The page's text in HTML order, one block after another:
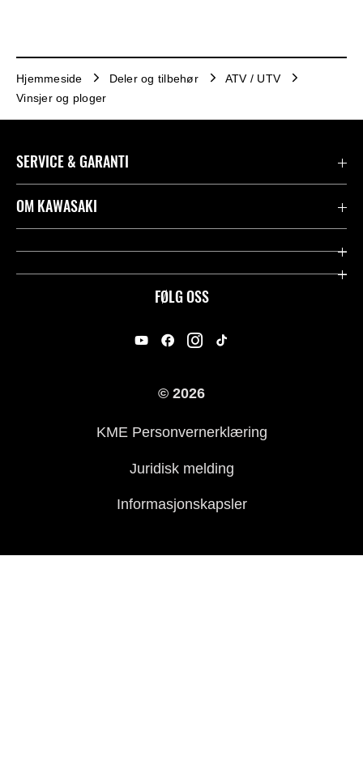
Hjemmeside Deler og tilbehør
ATV / UTV
Vinsjer og ploger
FØLG OSS
SERVICE & GARANTI
Garanti
Kontakt oss
OM KAWASAKI
Firma
© 2026
KME Personvernerklæring
Juridisk melding
Informasjonskapsler